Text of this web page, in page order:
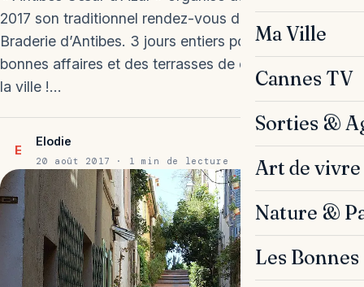
Ma Ville
Cannes TV
Sorties &
Art de vivre
Nature &
Les
2017 son traditionnel rendez-vous de fin d’été : LA
Braderie d’Antibes. 3 jours entiers pour profiter des
bonnes affaires et des terrasses de cafés dans toute
la ville !…
E
Elodie
20 août 2017 · 1 min de lecture